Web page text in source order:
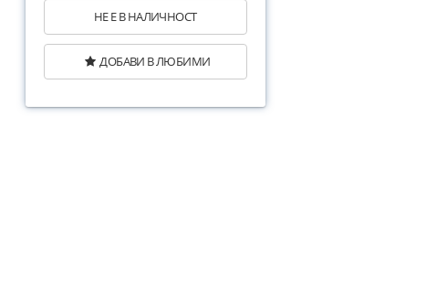
НЕ Е В НАЛИЧНОСТ
ДОБАВИ В ЛЮБИМИ